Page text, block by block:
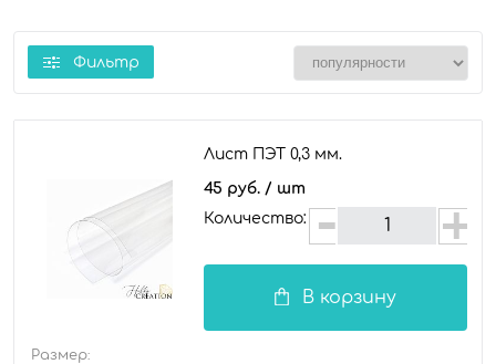
Фильтр
Лист ПЭТ 0,3 мм.
45 руб. / шт
Количество:
В корзину
Размер: